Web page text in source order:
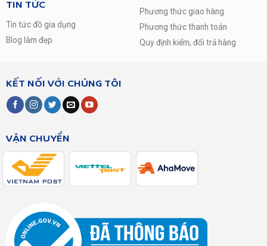
TIN TỨC
Tin tức đồ gia dụng
Blog làm đẹp
Phương thức giao hàng
Phương thức thanh toán
Quy định kiểm, đổi trả hàng
KẾT NỐI VỚI CHÚNG TÔI
VẬN CHUYỂN